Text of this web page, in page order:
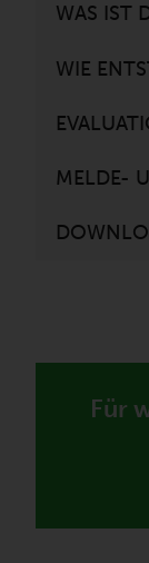
WAS IST
WIE
MELDE-
Für